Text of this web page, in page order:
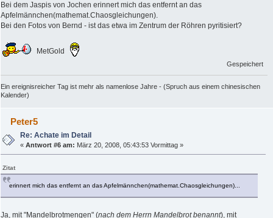
Bei dem Jaspis von Jochen erinnert mich das entfernt an das
Apfelmännchen(mathemat.Chaosgleichungen).
Bei den Fotos von Bernd - ist das etwa im Zentrum der Röhren pyritisiert?
MetGold
Gespeichert
Ein ereignisreicher Tag ist mehr als namenlose Jahre - (Spruch aus einem chinesischen
Kalender)
Peter5
Re: Achate im Detail
«Antwort #6 am: März 20, 2008, 05:43:53 Vormittag »
Zitat
erinnert mich das entfernt an das Apfelmännchen(mathemat.Chaosgleichungen)...
Ja, mit "Mandelbrotmengen" (nach dem Herrn Mandelbrot benannt), mit